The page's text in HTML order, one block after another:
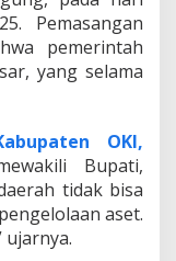
Pemasangan
pemerintah
yang selama
OKI,
Bupati,
tidak bisa
aset.
ujarnya.